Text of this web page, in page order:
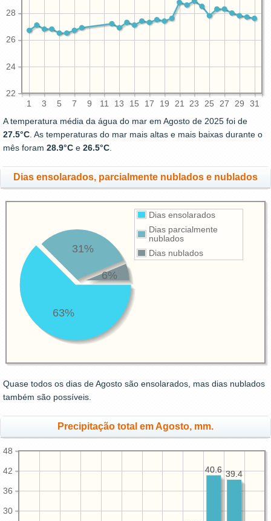
1 3 5 7 9 11 13 15 17 19 21 23 25 27 29 31
22
24
26
28
A temperatura média da água do mar em Agosto de 2025 foi de
27.5°C. As temperaturas do mar mais altas e mais baixas durante o
mês foram 28.9°C e 26.5°C.
Dias ensolarados, parcialmente nublados e nublados
Dias ensolarados
Dias parcialmente
nublados
Dias nublados
63%
31%
6%
Quase todos os dias de Agosto são ensolarados, mas dias nublados
também são possíveis.
Precipitação total em Agosto, mm.
30
36
42
48
39.4
40.6 39.4
40.6